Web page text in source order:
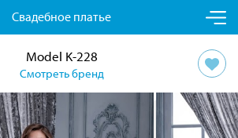
Свадебное платье
Model K-228
Смотреть бренд